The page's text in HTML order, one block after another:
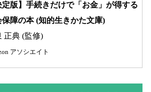
定版】手続きだけで「お金」が得する
保障の本 (知的生きかた文庫)
正典 (監修)
アソシエイト